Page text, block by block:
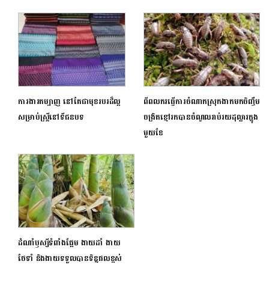
ការងារតម្បាញ នៅតែជាមុខរបរដ៏ល្អ
សម្រាប់ស្ត្រីនៅទីជនបទ
ពីពលករធ្វើការចំណាកស្រុកងាកមកចិញ្ចឹម
ចង្រិតខ្មៅរកបានចំណូលរាប់រយដុល្លារក្នុង
មួយខែ
ដំណាំឫស្សីទំពាំងផ្អែម ងាយដាំ ងាយ
ថែទាំ និងងាយទទួលបានទិន្នផលខ្ពស់